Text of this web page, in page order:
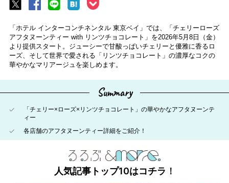
「ホテル インターコンチネンタル 東京ベイ」では、「チェリーローズ
アフタヌーンティー with リンツチョコレート」を2026年5月8日（金）
より提供スタート。ジューシーで甘酸っぱいチェリーと優雅に香るロ
ーズ、そして世界で愛される「リンツチョコレート」の濃厚なコクの
華やかなマリアージュを楽しめます。
Summary
「チェリー×ローズ×リンツチョコレート」の華やかなアフタヌーンテ
ィー
各店舗のアフタヌーンティー詳細をご紹介！
人気記事トップ10はコチラ！